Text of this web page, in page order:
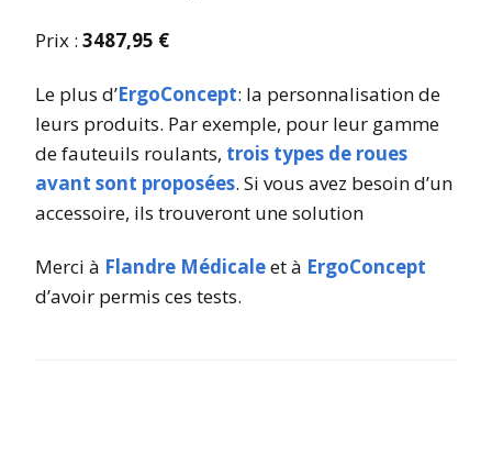
Prix : 3487,95 €
Le plus d’ErgoConcept: la personnalisation de
leurs produits. Par exemple, pour leur gamme
de fauteuils roulants, trois types de roues
avant sont proposées. Si vous avez besoin d’un
accessoire, ils trouveront une solution
Merci à Flandre Médicaleet à ErgoConcept
d’avoir permis ces tests.